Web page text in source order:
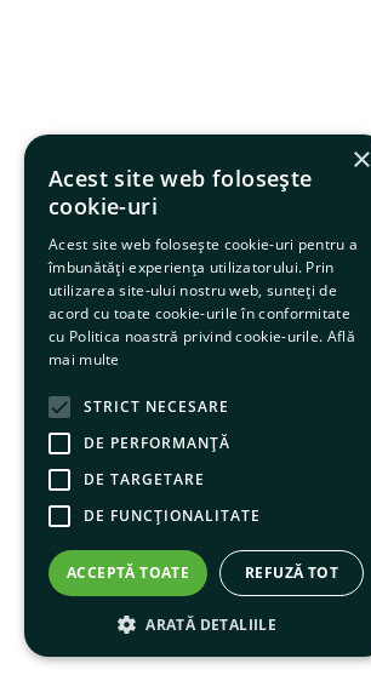
×
Acest site web folosește
cookie-uri
Acest site web folosește cookie-uri pentru a
îmbunătăți experiența utilizatorului. Prin
utilizarea site-ului nostru web, sunteți de
acord cu toate cookie-urile în conformitate
cu Politica noastră privind cookie-urile. Află
mai multe
STRICT NECESARE
DE PERFORMANȚĂ
DE TARGETARE
DE FUNCŢIONALITATE
ACCEPTĂ TOATE REFUZĂ TOT
ARATĂ DETALIILE